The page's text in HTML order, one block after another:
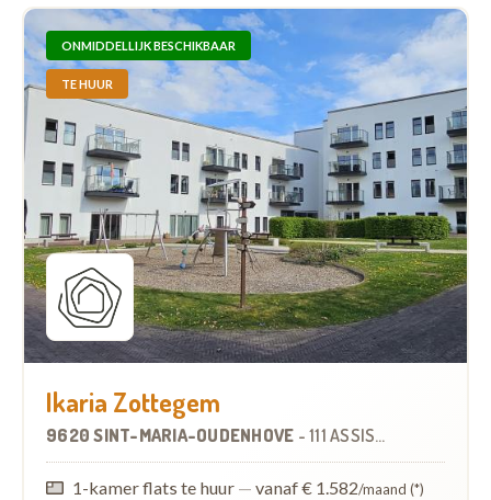
ONMIDDELLIJK BESCHIKBAAR
TE HUUR
Ikaria Zottegem
9620 SINT-MARIA-OUDENHOVE - 111 ASSISTENTIEWONINGEN
1-kamer flats te huur — vanaf € 1.582/maand (*)